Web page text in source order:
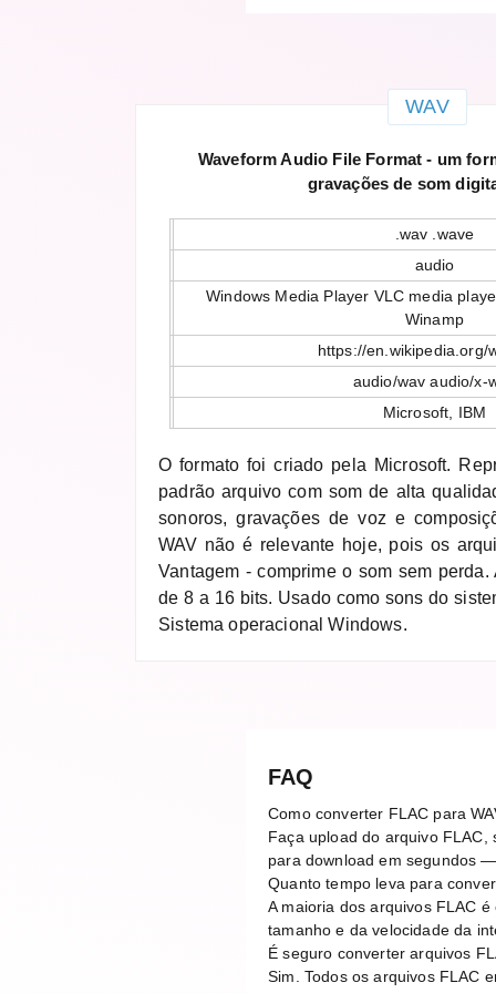
WAV
Waveform Audio File Format - um
gravações de som
.wav .wave
audio
Windows Media Player VLC media
Winamp
https://en.wikipedia.org/
audio/wav audio/x-
Microsoft, IBM
O formato foi criado pela Microsoft.
padrão arquivo com som de alta
sonoros, gravações de voz e
WAV não é relevante hoje, pois os
Vantagem - comprime o som sem
de 8 a 16 bits. Usado como sons do
Sistema operacional Windows.
FAQ
Como converter FLAC para
Faça upload do arquivo
para download em segundos
Quanto tempo leva para
A maioria dos arquivos FLAC
tamanho e da velocidade da
É seguro converter arquivos
Sim. Todos os arquivos FLAC